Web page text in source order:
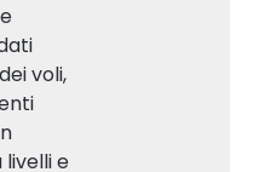
voli,
e